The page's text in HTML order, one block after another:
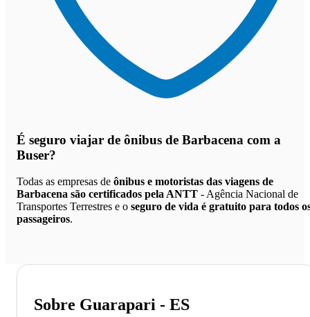
É seguro viajar de ônibus de Barbacena com a
Buser?
Todas as empresas de ônibus e motoristas das viagens de
Barbacena são certificados pela ANTT - Agência Nacional de
Transportes Terrestres e o seguro de vida é gratuito para todos
passageiros.
Sobre Guarapari - ES